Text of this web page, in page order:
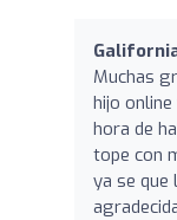
Muchas
hijo
hora de
tope con
ya se que